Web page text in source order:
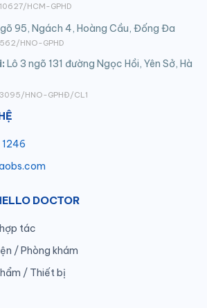
HCM-GPHD
95, Ngách 4, Hoàng Cầu, Đống Đa
HNO-GPHD
Lô 3 ngõ 131 đường Ngọc Hồi, Yên Sở, Hà
HNO-GPHĐ/CL1
DOCTOR
tác
/ Phòng khám
/ Thiết bị